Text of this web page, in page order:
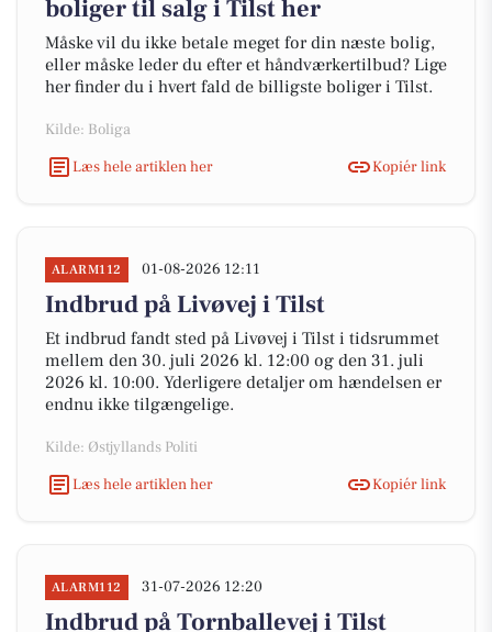
boliger til salg i Tilst her
Måske vil du ikke betale meget for din næste bolig,
eller måske leder du efter et håndværkertilbud? Lige
her finder du i hvert fald de billigste boliger i Tilst.
Kilde: Boliga
Læs hele artiklen her
Kopiér link
ALARM112 01-08-2026 12:11
Indbrud på Livøvej i Tilst
Et indbrud fandt sted på Livøvej i Tilst i tidsrummet
mellem den 30. juli 2026 kl. 12:00 og den 31. juli
2026 kl. 10:00. Yderligere detaljer om hændelsen er
endnu ikke tilgængelige.
Kilde: Østjyllands Politi
Læs hele artiklen her
Kopiér link
ALARM112 31-07-2026 12:20
Indbrud på Tornballevej i Tilst